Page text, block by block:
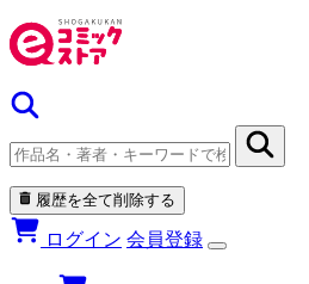
履歴を全て削除する
ログイン 会員登録